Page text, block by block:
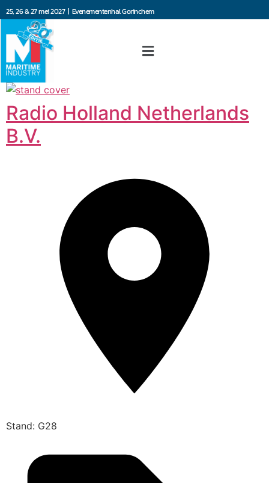
25, 26 & 27 mei 2027 | Evenementenhal Gorinchem
Radio Holland Netherlands
B.V.
Stand: G28